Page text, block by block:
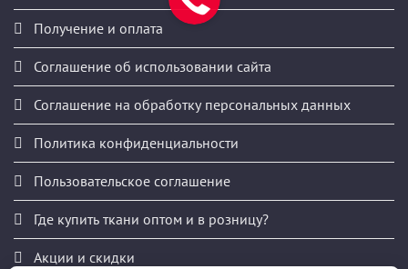
Получение и оплата
Соглашение об использовании сайта
Соглашение на обработку персональных данных
Политика конфиденциальности
Пользовательское соглашение
Где купить ткани оптом и в розницу?
Акции и скидки